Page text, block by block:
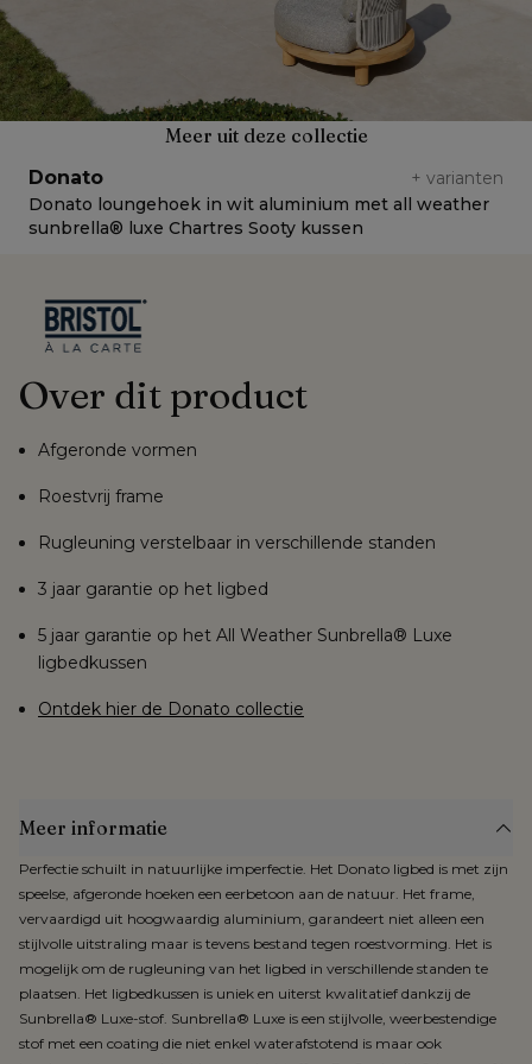
Meer uit deze collectie
Donato + varianten
Donato loungehoek in wit aluminium met all weather
sunbrella® luxe Chartres Sooty kussen
Over dit product
Afgeronde vormen
Roestvrij frame
Rugleuning verstelbaar in verschillende standen
3 jaar garantie op het ligbed
5 jaar garantie op het All Weather Sunbrella® Luxe
ligbedkussen
Ontdek hier de Donato collectie
Meer informatie
Perfectie schuilt in natuurlijke imperfectie. Het Donato ligbed is met zijn
speelse, afgeronde hoeken een eerbetoon aan de natuur. Het frame,
vervaardigd uit hoogwaardig aluminium, garandeert niet alleen een
stijlvolle uitstraling maar is tevens bestand tegen roestvorming. Het is
mogelijk om de rugleuning van het ligbed in verschillende standen te
plaatsen. Het ligbedkussen is uniek en uiterst kwalitatief dankzij de
Sunbrella® Luxe-stof. Sunbrella® Luxe is een stijlvolle, weerbestendige
stof met een coating die niet enkel waterafstotend is maar ook